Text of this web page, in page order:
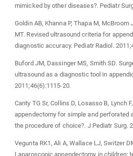
mimicked by other diseases?. Pediatr
Goldin AB, Khanna P, Thapa M, McBroom
MT. Revised ultrasound criteria for
diagnostic accuracy. Pediatr Radiol.
Buford JM, Dassinger MS, Smith SD.
ultrasound as a diagnostic tool in
2011;46(6):1115-20.
Canty TG Sr, Collins D, Losasso B, Lynch
appendectomy for simple and perforated
the procedure of choice?. J Pediatr Surg.
Vegunta RK1, Ali A, Wallace LJ, Switzer
Laparoscopic appendectomy in children: